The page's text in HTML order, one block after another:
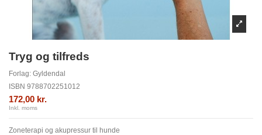
Tryg og tilfreds
Forlag: Gyldendal
ISBN 9788702251012
172,00 kr.
Inkl. moms
Zoneterapi og akupressur til hunde